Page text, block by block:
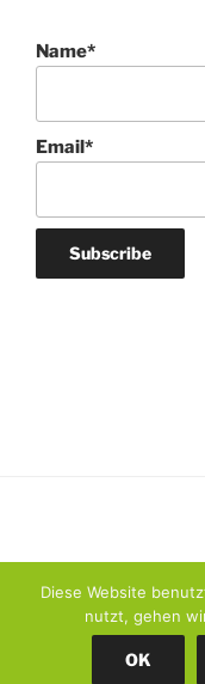
Name*
Email*
Datenschutzerklärung
Diese Website
nutzt, gehen
OK